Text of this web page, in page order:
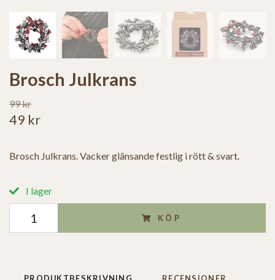
Brosch Julkrans
99 kr
49 kr
Brosch Julkrans. Vacker glänsande festlig i rött & svart.
I lager
KÖP